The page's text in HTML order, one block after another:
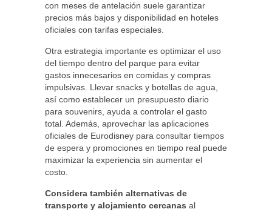
con meses de antelación suele garantizar
precios más bajos y disponibilidad en hoteles
oficiales con tarifas especiales.
Otra estrategia importante es optimizar el uso
del tiempo dentro del parque para evitar
gastos innecesarios en comidas y compras
impulsivas. Llevar snacks y botellas de agua,
así como establecer un presupuesto diario
para souvenirs, ayuda a controlar el gasto
total. Además, aprovechar las aplicaciones
oficiales de Eurodisney para consultar tiempos
de espera y promociones en tiempo real puede
maximizar la experiencia sin aumentar el
costo.
Considera también alternativas de
transporte y alojamiento cercanas al